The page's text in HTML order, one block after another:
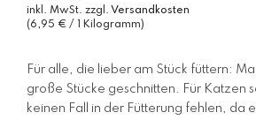
Preis
inkl. MwSt. zzgl. Versandkosten
(6,95 € / 1 Kilogramm)
Für alle, die lieber am Stück füttern:
große Stücke geschnitten. Für Katzen
keinen Fall in der Fütterung fehlen, da